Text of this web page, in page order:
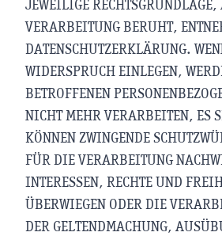
JEWEILIGE
VERARBEITUNG BERUHT,
DATENSCHUTZERKLÄRUNG.
WIDERSPRUCH EINLEGEN,
BETROFFENEN
NICHT MEHR VERARBEITEN, ES
KÖNNEN ZWINGENDE
FÜR DIE VERARBEITUNG
INTERESSEN, RECHTE UND
ÜBERWIEGEN ODER DIE
DER GELTENDMACHUNG,